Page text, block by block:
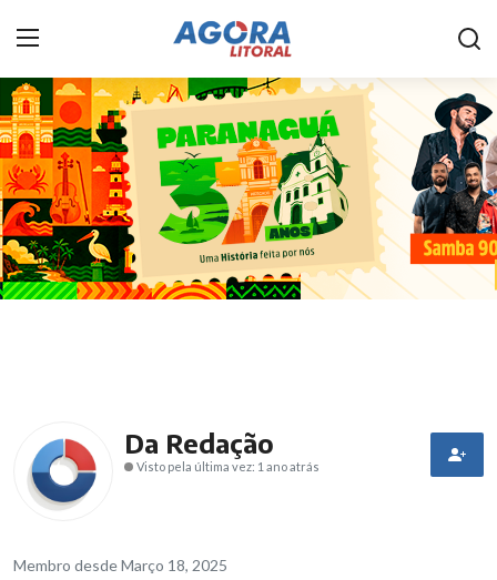
Home
Litoral
Paranaguá
Saúde
Paraná
Policial
Da Redação
Visto pela última vez: 1 ano atrás
Membro desde Março 18, 2025